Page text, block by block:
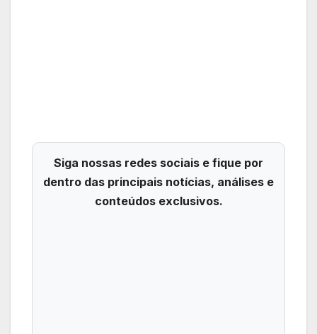
Siga nossas redes sociais e fique por
dentro das principais notícias, análises e
conteúdos exclusivos.